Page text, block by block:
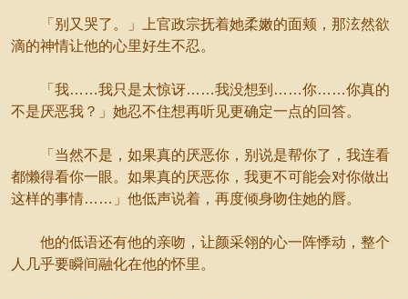
「别又哭了。」上官政宗抚着她柔嫩的面颊，那泫然欲
滴的神情让他的心里好生不忍。
「我……我只是太惊讶……我没想到……你……你真的
不是厌恶我？」她忍不住想再听见更确定一点的回答。
「当然不是，如果真的厌恶你，别说是帮你了，我连看
都懒得看你一眼。如果真的厌恶你，我更不可能会对你做出
这样的事情……」他低声说着，再度倾身吻住她的唇。
他的低语还有他的亲吻，让颜采翎的心一阵悸动，整个
人几乎要瞬间融化在他的怀里。